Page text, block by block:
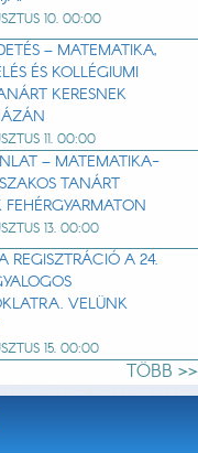
10. 00:00
– MATEMATIKA,
ÉS KOLLÉGIUMI
KERESNEK
11. 00:00
– MATEMATIKA-
TANÁRT
FEHÉRGYARMATON
13. 00:00
REGISZTRÁCIÓ A 24.
VELÜNK
15. 00:00
TÖBB >>